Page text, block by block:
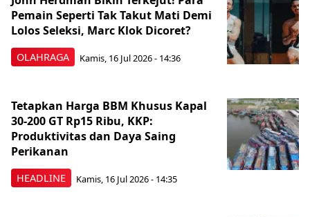
OLAHRAGA
Pemain Seperti Tak Takut Mati Demi
Lolos Seleksi, Marc Klok Dicoret?
Kamis, 16 Jul 2026 - 14:36
HEADLINE
Tetapkan Harga BBM Khusus Kapal
30-200 GT Rp15 Ribu, KKP:
Produktivitas dan Daya Saing
Perikanan
Kamis, 16 Jul 2026 - 14:35